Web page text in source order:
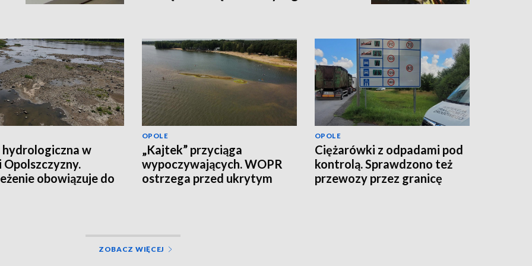
hydrologiczna w
Opolszczyzny.
obowiązuje do
OPOLE
„Kajtek” przyciąga
wypoczywających. WOPR
ostrzega przed ukrytym
OPOLE
Ciężarówki z odpadami pod
kontrolą. Sprawdzono też
przewozy przez granicę
ZOBACZ WIĘCEJ